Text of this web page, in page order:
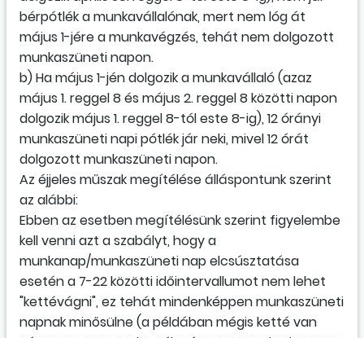
bérpótlék a munkavállalónak, mert nem lóg át
május 1-jére a munkavégzés, tehát nem dolgozott
munkaszüneti napon.
b) Ha május 1-jén dolgozik a munkavállaló (azaz
május 1. reggel 8 és május 2. reggel 8 közötti napon
dolgozik május 1. reggel 8-tól este 8-ig), 12 órányi
munkaszüneti napi pótlék jár neki, mivel 12 órát
dolgozott munkaszüneti napon.
Az éjjeles műszak megítélése álláspontunk szerint
az alábbi:
Ebben az esetben megítélésünk szerint figyelembe
kell venni azt a szabályt, hogy a
munkanap/munkaszüneti nap elcsúsztatása
esetén a 7-22 közötti időintervallumot nem lehet
"kettévágni", ez tehát mindenképpen munkaszüneti
napnak minősülne (a példában mégis ketté van